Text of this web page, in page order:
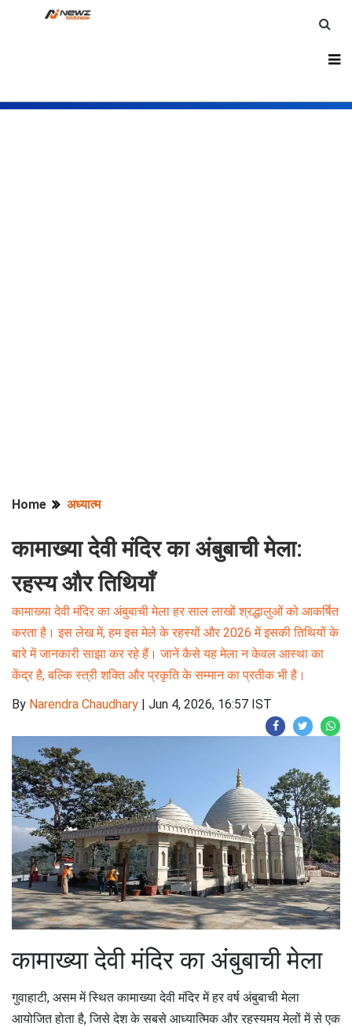
Home अध्यात्म
कामाख्या देवी मंदिर का अंबुबाची मेला:
रहस्य और तिथियाँ
कामाख्या देवी मंदिर का अंबुबाची मेला हर साल लाखों श्रद्धालुओं को आकर्षित
करता है। इस लेख में, हम इस मेले के रहस्यों और 2026 में इसकी तिथियों के
बारे में जानकारी साझा कर रहे हैं। जानें कैसे यह मेला न केवल आस्था का
केंद्र है, बल्कि स्त्री शक्ति और प्रकृति के सम्मान का प्रतीक भी है।
By Narendra Chaudhary | Jun 4, 2026, 16:57 IST
कामाख्या देवी मंदिर का अंबुबाची मेला
गुवाहाटी, असम में स्थित कामाख्या देवी मंदिर में हर वर्ष अंबुबाची मेला
आयोजित होता है, जिसे देश के सबसे आध्यात्मिक और रहस्यमय मेलों में से एक